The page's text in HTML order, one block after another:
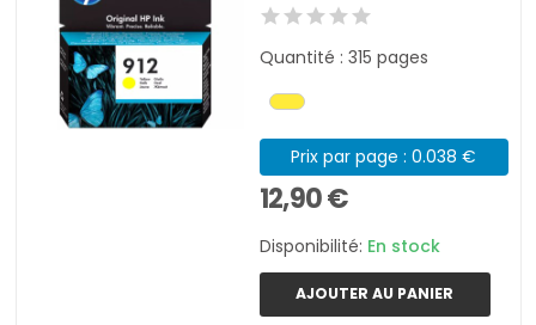
Quantité : 315 pages
Prix par page : 0.038 €
12,90 €
Disponibilité: En stock
AJOUTER AU PANIER